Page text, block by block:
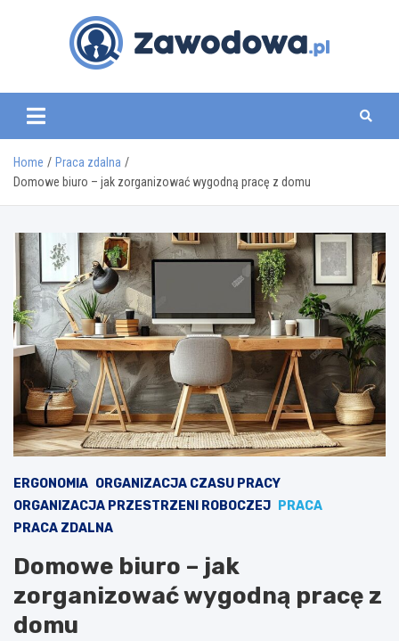
zawodowa.pl
Home
Praca zdalna
Domowe biuro – jak zorganizować wygodną pracę z domu
ERGONOMIA ORGANIZACJA CZASU PRACY
ORGANIZACJA PRZESTRZENI ROBOCZEJ
PRACA
PRACA ZDALNA
Domowe biuro – jak
zorganizować wygodną pracę z
domu